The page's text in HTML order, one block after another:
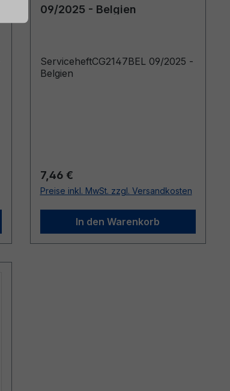
09/2025 - Belgien
ServiceheftCG2147BEL 09/2025 -
Belgien
Regulärer Preis:
7,46 €
Preise inkl. MwSt. zzgl. Versandkosten
In den Warenkorb